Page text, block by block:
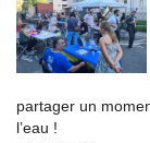
partager un
l’eau !